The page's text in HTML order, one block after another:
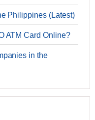
Philippines (Latest)
ATM Card Online?
in the